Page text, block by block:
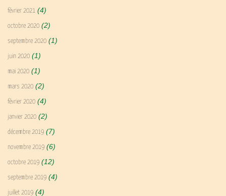
février 2021 (4)
octobre 2020 (2)
septembre 2020 (1)
juin 2020 (1)
mai 2020 (1)
mars 2020 (2)
février 2020 (4)
janvier 2020 (2)
décembre 2019 (7)
novembre 2019 (6)
octobre 2019 (12)
septembre 2019 (4)
juillet 2019 (4)